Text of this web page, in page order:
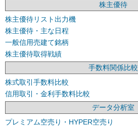
株主優待
株主優待リスト出力機
株主優待・主な日程
一般信用売建て銘柄
株主優待取得戦績
手数料関係比較
株式取引手数料比較
信用取引・金利手数料比較
データ分析室
プレミアム空売り・HYPER空売り